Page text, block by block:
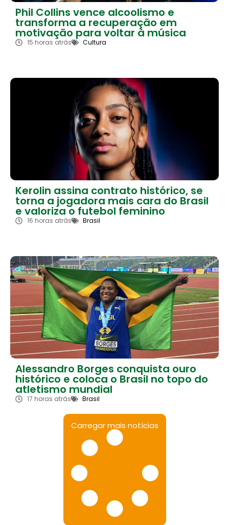
Phil Collins vence alcoolismo e
transforma a recuperação em
motivação para voltar à música
15 horas atrás Cultura
Kerolin assina contrato histórico, se
torna a jogadora mais cara do Brasil
e valoriza o futebol feminino
16 horas atrás Brasil
Alessandro Borges conquista ouro
histórico e coloca o Brasil no topo do
atletismo mundial
17 horas atrás Brasil
Carregar mais notícias